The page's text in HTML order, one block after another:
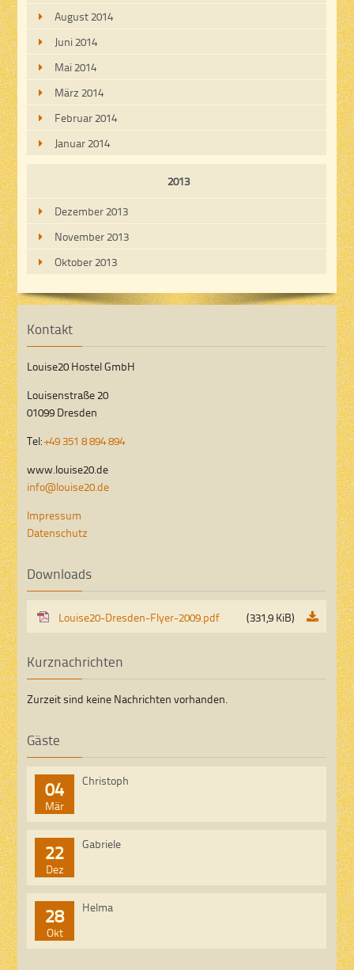
August 2014
Juni 2014
Mai 2014
März 2014
Februar 2014
Januar 2014
2013
Dezember 2013
November 2013
Oktober 2013
Kontakt
Louise20 Hostel GmbH
Louisenstraße 20
01099 Dresden
Tel:+49 351 8 894 894
www.louise20.de
info@louise20.de
Impressum
Datenschutz
Downloads
Louise20-Dresden-Flyer-2009.pdf (331,9 KiB)
Kurznachrichten
Zurzeit sind keine Nachrichten vorhanden.
Gäste
04
Mär
Christoph
22
Dez
Gabriele
28
Okt
Helma